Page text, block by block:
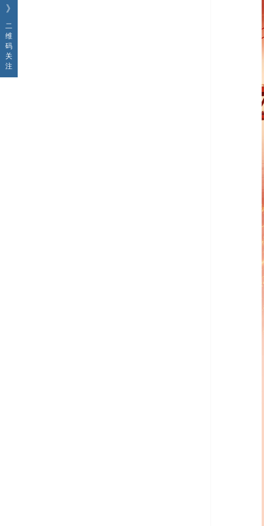
》
二
维
码
关
注